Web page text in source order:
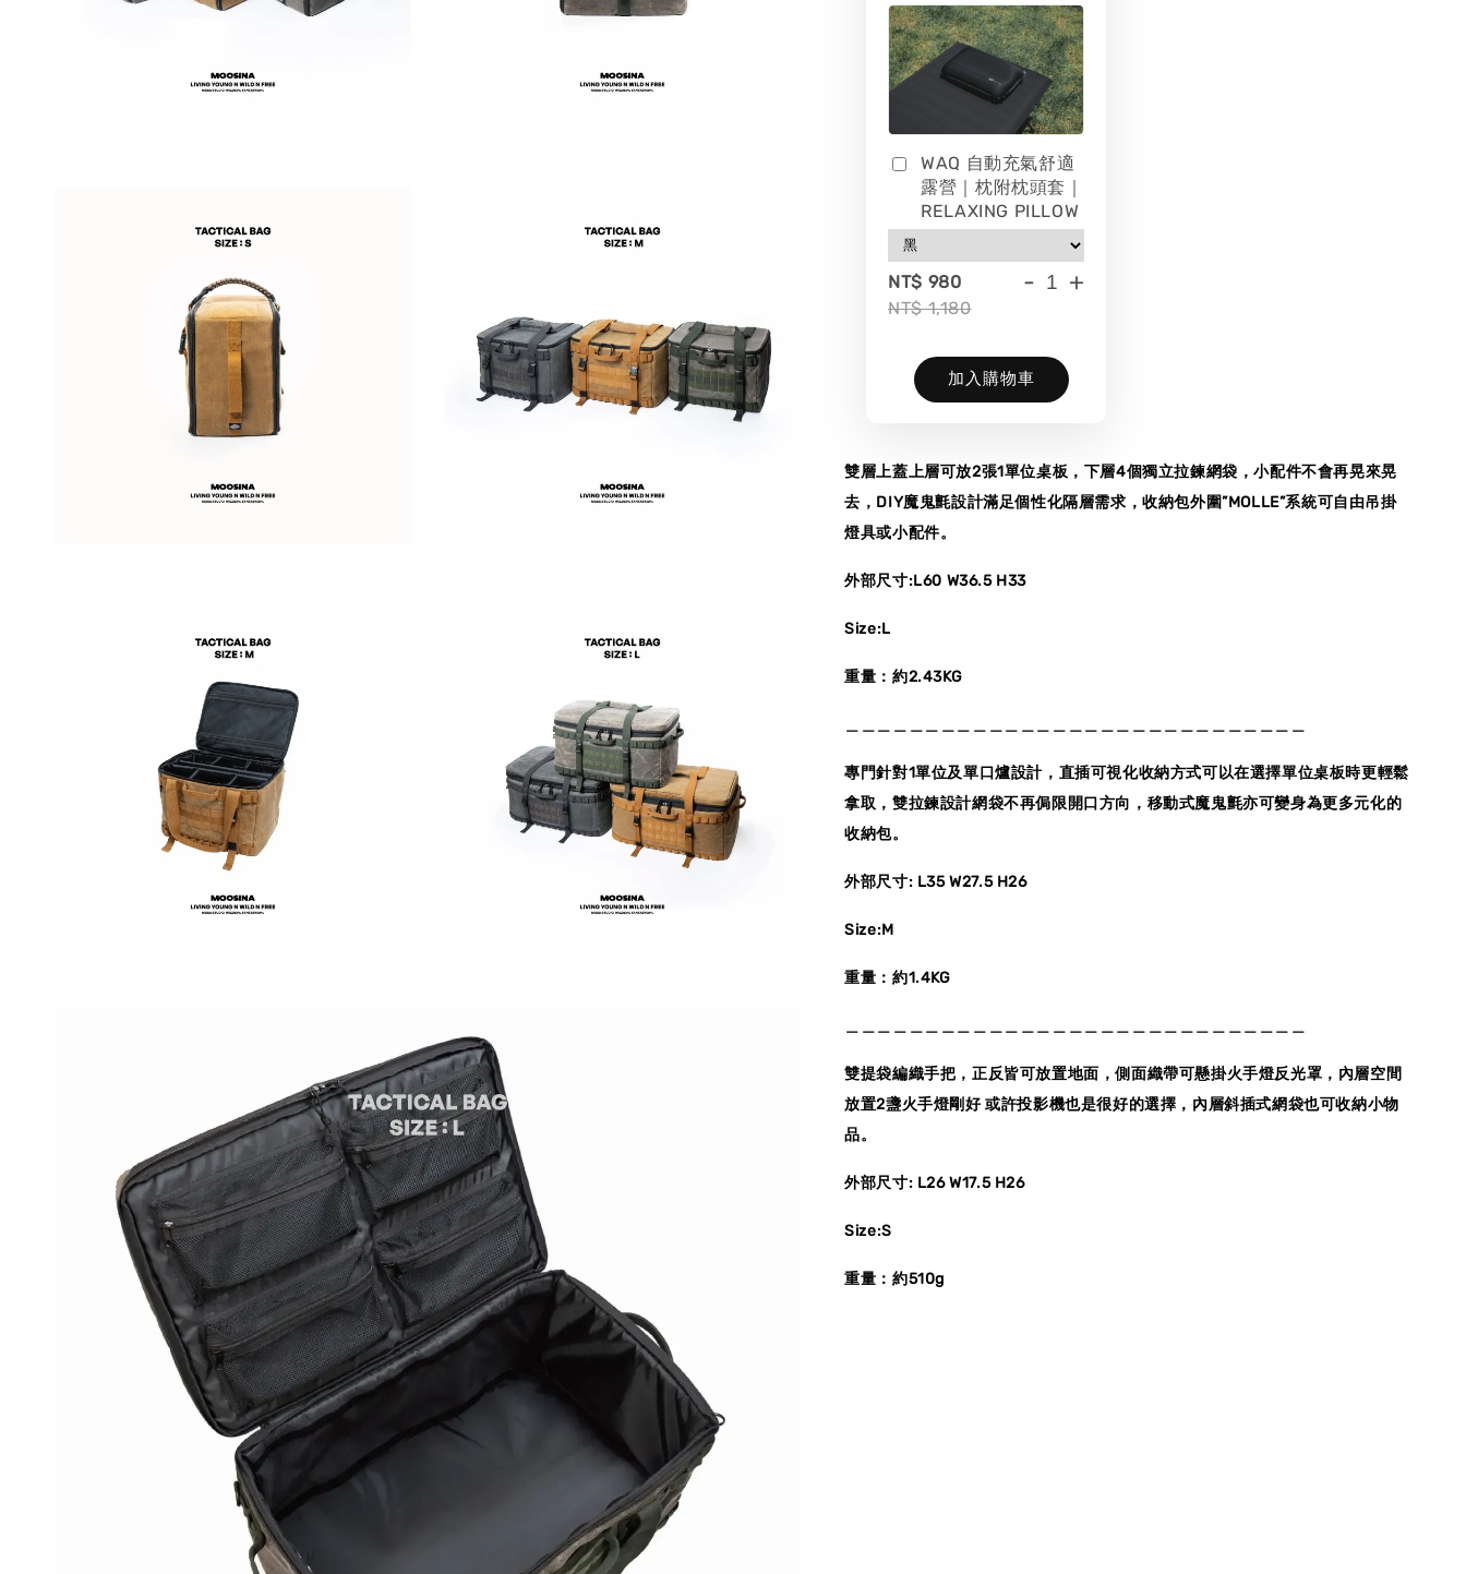
WAQ 自動充氣舒適
露營｜枕附枕頭套｜
RELAXING PILLOW
NT$ 980
NT$ 1,180
- +
加入購物車
雙層上蓋上層可放2張1單位桌板，下層4個獨立拉鍊網袋，小配件不會再晃來晃
去，DIY魔鬼氈設計滿足個性化隔層需求，收納包外圍”MOLLE”系統可自由吊掛
燈具或小配件。
外部尺寸:L60 W36.5 H33
Size:L
重量：約2.43KG
專門針對1單位及單口爐設計，直插可視化收納方式可以在選擇單位桌板時更輕鬆
拿取，雙拉鍊設計網袋不再侷限開口方向，移動式魔鬼氈亦可變身為更多元化的
收納包。
外部尺寸: L35 W27.5 H26
Size:M
重量：約1.4KG
雙提袋編織手把，正反皆可放置地面，側面織帶可懸掛火手燈反光罩，內層空間
放置2盞火手燈剛好 或許投影機也是很好的選擇，內層斜插式網袋也可收納小物
品。
外部尺寸: L26 W17.5 H26
Size:S
重量：約510g